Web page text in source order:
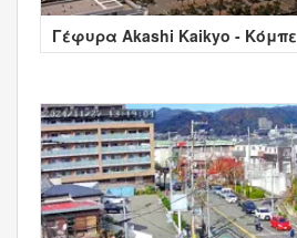
Γέφυρα Akashi Kaikyo - Κόμπε